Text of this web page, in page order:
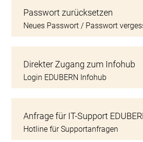
Passwort zurücksetzen
Neues Passwort / Passwort
Direkter Zugang zum Infohub
Login EDUBERN Infohub
Anfrage für IT-Support
Hotline für Supportanfragen